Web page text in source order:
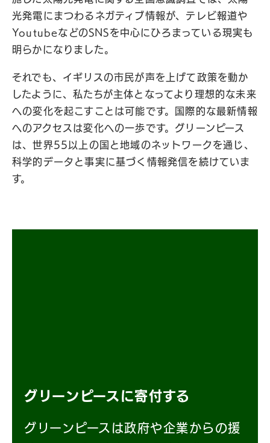
光発電にまつわるネガティブ情報が、テレビ報道や
YoutubeなどのSNSを中心にひろまっている現実も
明らかになりました。
それでも、イギリスの市民が声を上げて政策を動か
したように、私たちが主体となってより理想的な未来
への変化を起こすことは可能です。国際的な最新情報
へのアクセスは変化への一歩です。グリーンピース
は、世界55以上の国と地域のネットワークを通じ、
科学的データと事実に基づく情報発信を続けていま
す。
グリーンピースに寄付する
グリーンピースは政府や企業からの援